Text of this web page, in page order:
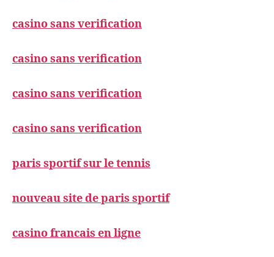
casino sans verification
casino sans verification
casino sans verification
casino sans verification
paris sportif sur le tennis
nouveau site de paris sportif
casino francais en ligne